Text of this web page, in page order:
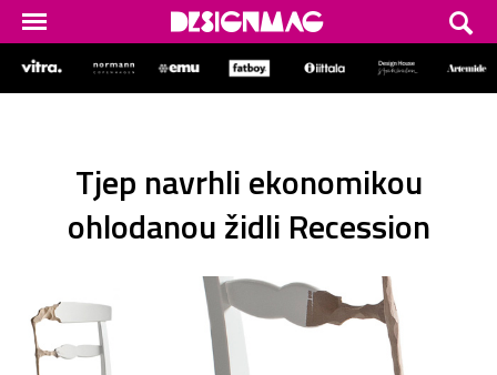
Tjep navrhli ekonomikou
ohlodanou židli Recession